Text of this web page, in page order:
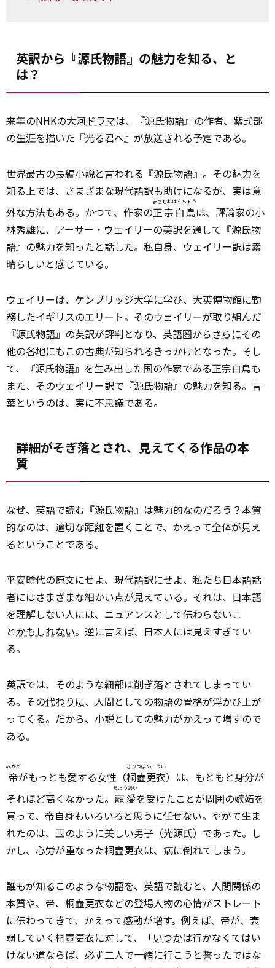
英訳から『源氏物語』の魅力を知る、と
は？
来年のNHKの大河ドラマは、『源氏物語』の作者、紫式部
の生涯を描いた『光る君へ』が放送される予定である。
世界最古の長編小説と言われる『源氏物語』。その魅力を
知る上では、さまざまな現代語訳も助けになるが、実は意
外な方法もある。かつて、作家の正宗白鳥
まさむねはくちょう
は、評論家の小
林秀雄に、アーサー・ウェイリーの英訳を通して『源氏物
語』の魅力を知ったと話した。私自身、ウェイリー訳は素
晴らしいと感じている。
ウェイリーは、ケンブリッジ大学に学び、大英博物館に勤
務したイギリスのエリート。そのウェイリーが取り組んだ
『源氏物語』の英訳が評判となり、英語圏からさらにその
他の各地にもこの古典が知られるきっかけとなった。そし
て、『源氏物語』を生み出した国の作家である正宗白鳥も
また、そのウェイリー訳で『源氏物語』の魅力を知る。言
葉というのは、実に不思議である。
詳細がそぎ落とされ、見えてくる作品の本
質
なぜ、英語で読む『源氏物語』は魅力的なのだろう？本質
的なのは、適切な距離を置くことで、かえって全体が見え
るということである。
平安時代の原文にせよ、現代語訳にせよ、私たち日本語話
者にはさまざまな細かい点が見えている。それは、日本語
を理解しない人には、ニュアンスとして伝わらないこ
とかもしれない。逆に言えば、日本人には見えすぎてい
る。
英訳では、そのような細部は削ぎ落とされてしまってい
る。その代わりに、人間としての物語の骨格が浮かび上が
ってくる。だから、小説としての魅力がかえって増すので
ある。
帝
みかど
がもっとも愛する女性（桐壺更衣
きりつぼのこうい
）は、もともと身分が
それほど高くなかった。 寵愛
ちょうあい
を受けたことが周囲の嫉妬を
買って、帝自身もいろいろと思うに任せない。やがて生ま
れたのは、玉のように美しい男子（光源氏）であった。し
かし、心労が重なった桐壺更衣は、病に倒れてしまう。
誰もが知るこのような物語を、英語で読むと、人間関係の
本質や、帝、桐壺更衣などの登場人物の心情がストレート
に伝わってきて、かえって感動が増す。例えば、帝が、衰
弱していく桐壺更衣に対して、「いつかは行かなくてはい
けない道ならば、必ず二人で一緒に行こうと誓ったではな